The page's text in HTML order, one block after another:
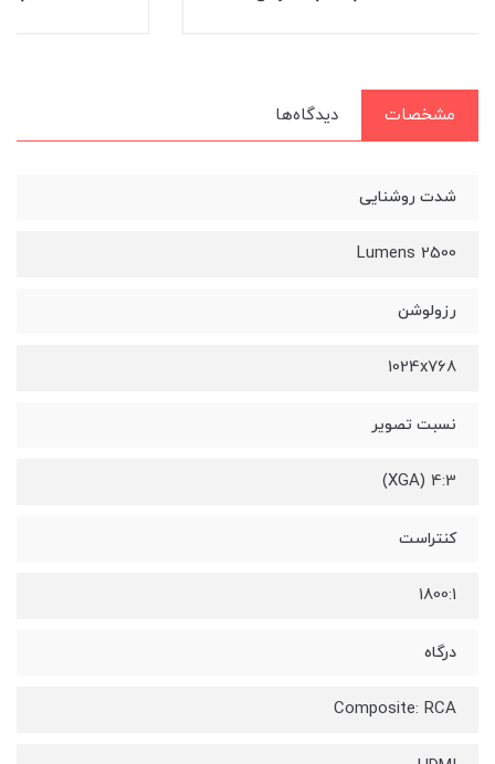
مشخصات دیدگاه‌ها
شدت روشنایی
2500 Lumens
رزولوشن
1024x768
نسبت تصویر
4:3 (XGA)
کنتراست
1800:1
درگاه
Composite: RCA